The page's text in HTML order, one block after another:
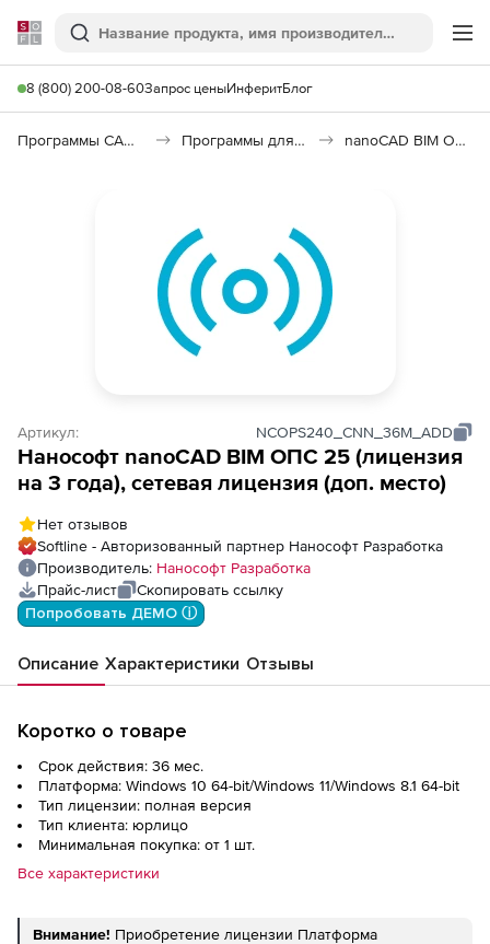
Softline
Поиск
8 (800) 200-08-60Запрос ценыИнферитБлог
Программы САПР и ГИС Программы для пожарной безопасности nanoCAD BIM ОПС 25
Артикул: NCOPS240_CNN_36M_ADD
Нанософт nanoCAD BIM ОПС 25 (лицензия
на 3 года), сетевая лицензия (доп. место)
Нет отзывов
Softline - Авторизованный партнер Нанософт Разработка
Производитель: Нанософт Разработка
Прайс-лист
Скопировать ссылку
Попробовать ДЕМО ⓘ
Описание Характеристики Отзывы
Коротко о товаре
Срок действия: 36 мес.
Платформа: Windows 10 64-bit/Windows 11/Windows 8.1 64-bit
Тип лицензии: полная версия
Тип клиента: юрлицо
Минимальная покупка: от 1 шт.
Все характеристики
Внимание! Приобретение лицензии Платформа